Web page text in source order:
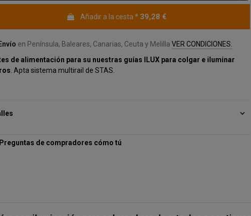
Añadir a la cesta * 39,28 €
en Península, Baleares, Canarias, Ceuta y Melilla VER CONDICIONES.
de alimentación para su nuestras guías ILUX para colgar e iluminar
. Apta sistema multirail de STAS.
expand_more
Preguntas de compradores cómo tú